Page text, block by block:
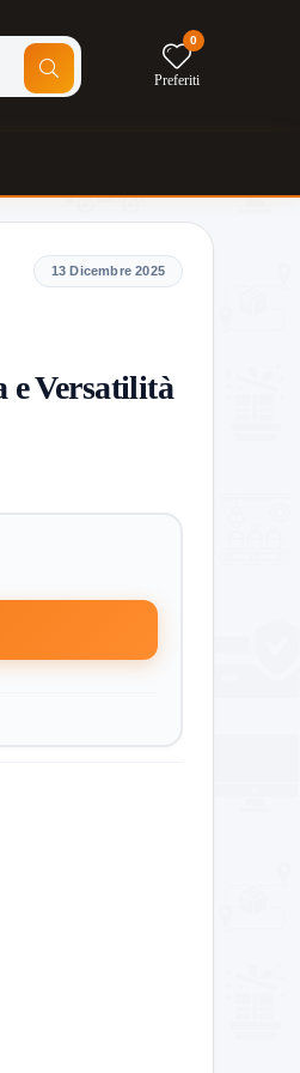
0
Preferiti
e Versatilità
13 Dicembre 2025